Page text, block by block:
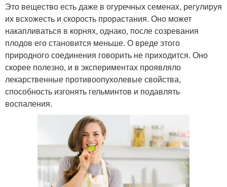
Это вещество есть даже в огуречных семенах, регулируя
их всхожесть и скорость прорастания. Оно может
накапливаться в корнях, однако, после созревания
плодов его становится меньше. О вреде этого
природного соединения говорить не приходится. Оно
скорее полезно, и в экспериментах проявляло
лекарственные противоопухолевые свойства,
способность изгонять гельминтов и подавлять
воспаления.